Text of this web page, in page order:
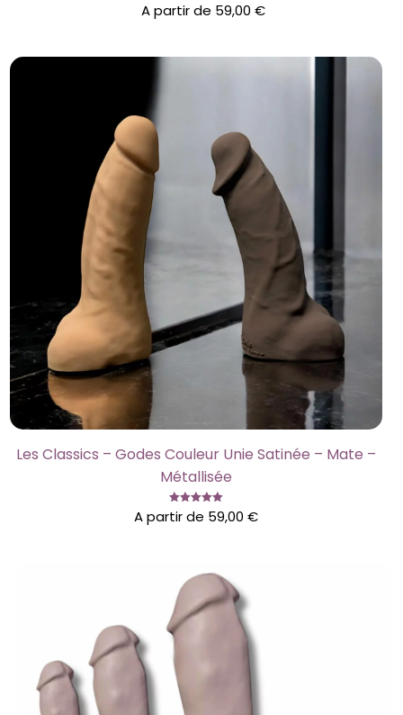
A partir de 59,00€
Les Classics – Godes Couleur Unie Satinée – Mate –
Métallisée
Note
5.00
A partir de 59,00 €